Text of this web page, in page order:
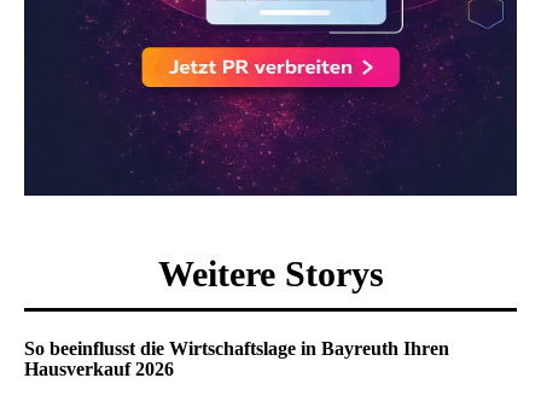
Weitere Storys
So beeinflusst die Wirtschaftslage in Bayreuth Ihren
Hausverkauf 2026